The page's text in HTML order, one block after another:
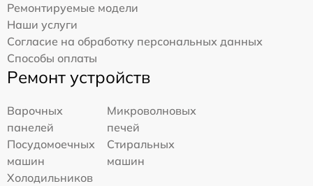
Ремонтируемые модели
Наши услуги
Согласие на обработку персональных данных
Способы оплаты
Ремонт устройств
Варочных
панелей
Микроволновых
печей
Посудомоечных
машин
Стиральных
машин
Холодильников